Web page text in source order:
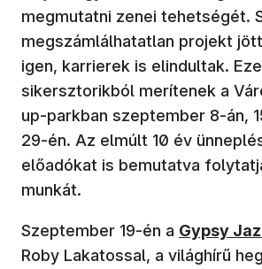
megmutatni zenei tehetségét.
megszámlálhatatlan projekt
igen, karrierek is elindultak.
sikersztorikból merítenek a
up-parkban szeptember 8-án,
29-én. Az elmúlt 10 év
előadókat is bemutatva
munkát.
Szeptember 19-én a Gypsy
Roby Lakatossal, a világhírű